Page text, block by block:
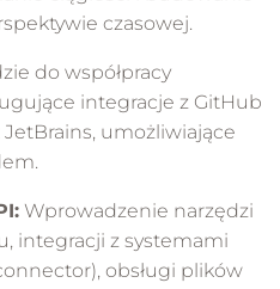
czasowej.
do współpracy
integracje z GitHub
JetBrains, umożliwiające
Wprowadzenie narzędzi
integracji z systemami
obsługi plików